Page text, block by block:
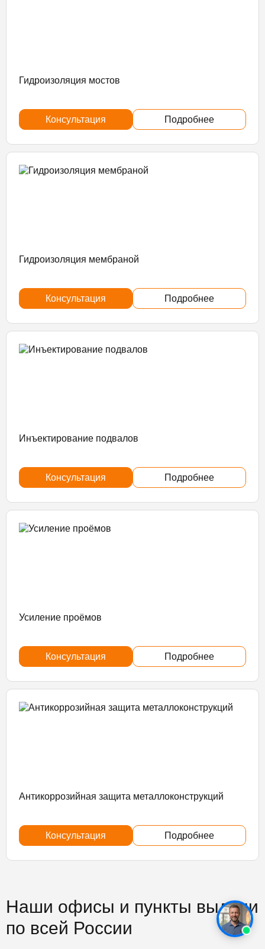
Гидроизоляция мостов
Консультация Подробнее
Гидроизоляция мембраной
Консультация Подробнее
Инъектирование подвалов
Консультация Подробнее
Усиление проёмов
Консультация Подробнее
Антикоррозийная защита металлоконструкций
Консультация Подробнее
Наши офисы и пункты выдачи
по всей России